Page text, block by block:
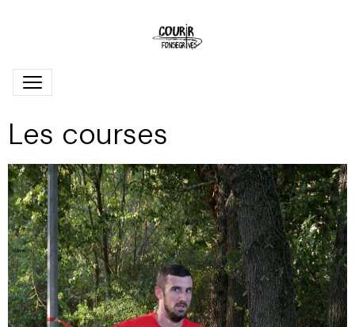
Les courses